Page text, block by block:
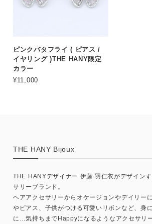
ピンクバタフライ ( ピアス /
イヤリング )THE HANY限定
カラー
¥11,000
THE HANY Bijoux
THE HANYデザイナー 伊藤 羽仁衣がデザイン
サリーブランド。
ヘアアクセサリーからオケージョンやデイリー
やピアス、子供がつける可愛いリボンなど、身
に…気持ちまでHappyになるようなアクセサリ